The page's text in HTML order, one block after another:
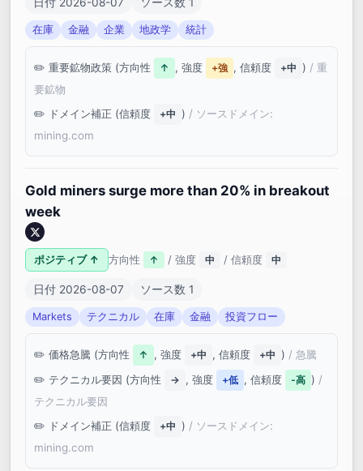
在庫 金融 企業 地政学 統計
重要鉱物政策 (方向性 ↑ , 強度 +強 , 信頼度 +中 ) / 重
要鉱物
ドメイン補正 (信頼度
+中 ) / ソースドメイン:
mining.com
Gold miners surge more than 20% in breakout
week
ポジティブ ↑ 方向性 ↑ / 強度 中 / 信頼度 中
日付 2026-08-07 ソース数 1
Markets テクニカル 在庫 金融 投資フロー
価格急騰 (方向性 ↑ , 強度 +中 , 信頼度 +中 ) / 急騰
テクニカル要因 (方向性
→ , 強度 +低 , 信頼度 -高 ) /
テクニカル要因
ドメイン補正 (信頼度
+中 ) / ソースドメイン:
mining.com